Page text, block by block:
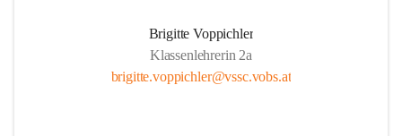
Brigitte Voppichler
Klassenlehrerin 2a
brigitte.voppichler@vssc.vobs.at